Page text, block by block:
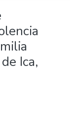
Ica,